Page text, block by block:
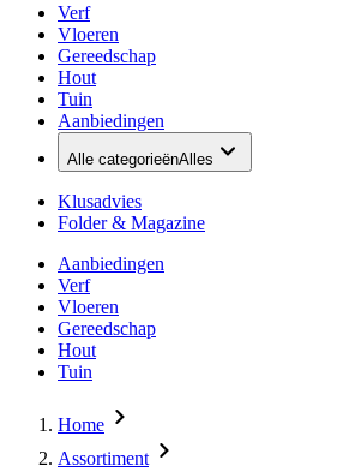
Verf
Vloeren
Gereedschap
Hout
Tuin
Aanbiedingen
Alle categorieënAlles
Klusadvies
Folder & Magazine
Aanbiedingen
Verf
Vloeren
Gereedschap
Hout
Tuin
Home
Assortiment